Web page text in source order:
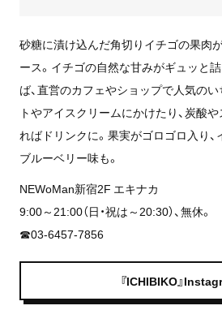
砂糖に漬け込んだ角切りイチゴの果肉
ース。イチゴの自然な甘みがギュッと
ば、直営のカフェやショップで人気の
トやアイスクリームにかけたり、炭酸
ればドリンクに。果実がゴロゴロ入り
ブルーベリー味も。
NEWoMan新宿2F エキナカ
9:00～21:00（日・祝は～20:30）、無休。
☎03-6457-7856
『ICHIBIKO』